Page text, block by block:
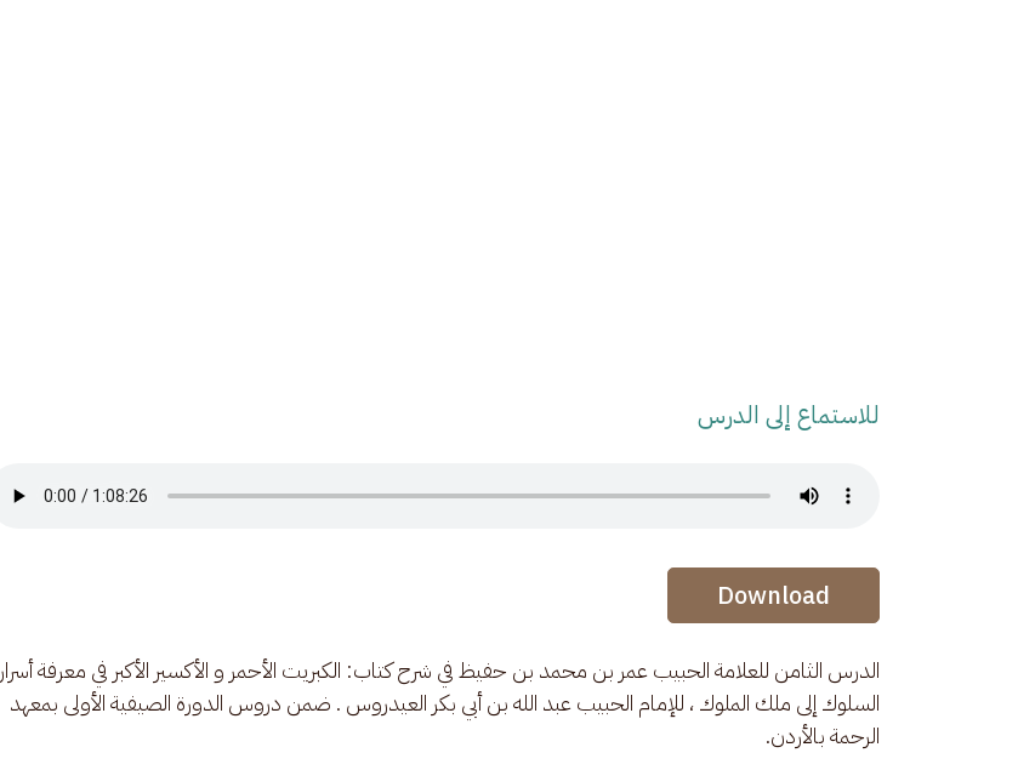
للاستماع إلى الدرس
Audio Stream
Audio Stream
Download
الدرس الثامن للعلامة الحبيب عمر بن محمد بن حفيظ في شرح كتاب: الكبريت الأحمر و الأكسير الأكبر في معرفة أسرار
السلوك إلى ملك الملوك ، للإمام الحبيب عبد الله بن أبي بكر العيدروس . ضمن دروس الدورة الصيفية الأولى بمعهد
الرحمة بالأردن.